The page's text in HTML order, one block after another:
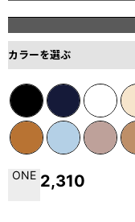
カラーを選ぶ
ONE 2,310